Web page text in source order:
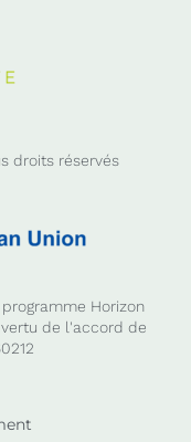
droits réservés
Horizon
de l'accord de